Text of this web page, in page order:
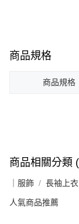
商品規格
商品規格
商品相關分類
｜服飾 長袖上衣
人氣商品推薦